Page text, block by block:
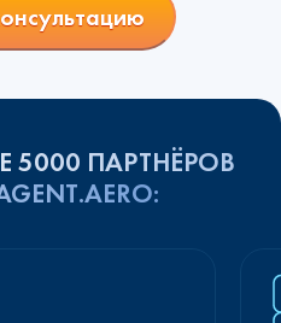
5000 ПАРТНЁРОВ